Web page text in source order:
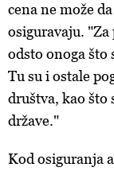
cena ne može
osiguravaju.
odsto onoga što
Tu su i ostale
društva, kao što
države."
Kod osiguranja